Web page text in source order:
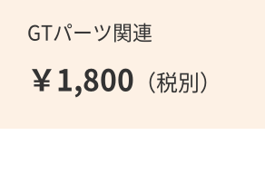
GTパーツ関連
￥1,800 （税別）